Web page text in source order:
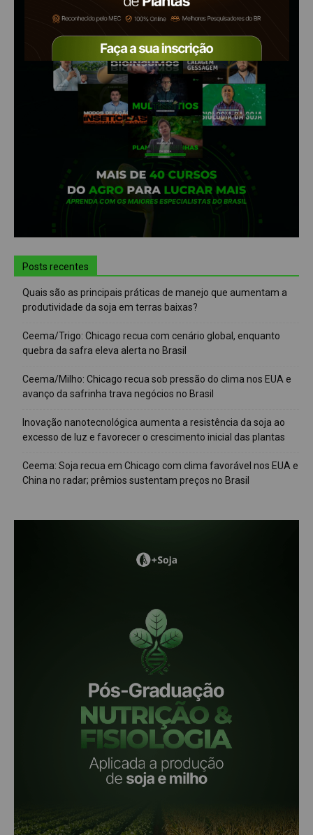
Posts recentes
Quais são as principais práticas de manejo que aumentam a
produtividade da soja em terras baixas?
Ceema/Trigo: Chicago recua com cenário global, enquanto
quebra da safra eleva alerta no Brasil
Ceema/Milho: Chicago recua sob pressão do clima nos EUA e
avanço da safrinha trava negócios no Brasil
Inovação nanotecnológica aumenta a resistência da soja ao
excesso de luz e favorecer o crescimento inicial das plantas
Ceema: Soja recua em Chicago com clima favorável nos EUA e
China no radar; prêmios sustentam preços no Brasil